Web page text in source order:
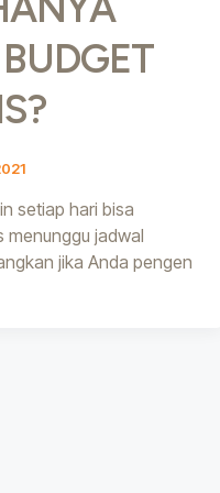
setiap hari bisa
menunggu jadwal
jika Anda pengen